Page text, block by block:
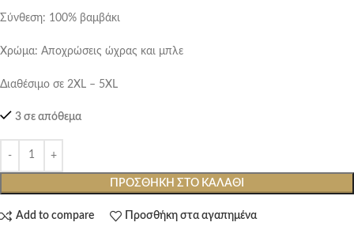
Σύνθεση: 100% βαμβάκι
Χρώμα: Αποχρώσεις ώχρας και μπλε
Διαθέσιμο σε 2XL – 5XL
3 σε απόθεμα
ΠΡΟΣΘΉΚΗ ΣΤΟ ΚΑΛΆΘΙ
Add to compare Προσθήκη στα αγαπημένα